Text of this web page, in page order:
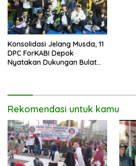
Konsolidasi Jelang Musda, 11
DPC ForKABI Depok
Nyatakan Dukungan Bulat
Rekomendasi untuk kamu